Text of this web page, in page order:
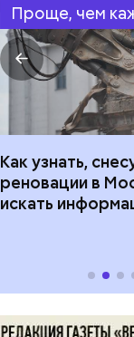
Проще, чем
Как узнать,
реновации в
искать